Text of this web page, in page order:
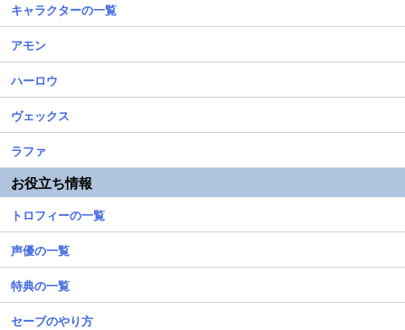
キャラクターの一覧
アモン
ハーロウ
ヴェックス
ラファ
お役立ち情報
トロフィーの一覧
声優の一覧
特典の一覧
セーブのやり方